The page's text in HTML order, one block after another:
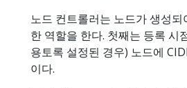
노드 컨트롤러는 노드가 생성
한 역할을 한다. 첫째는 등록 시
용토록 설정된 경우) 노드에
이다.